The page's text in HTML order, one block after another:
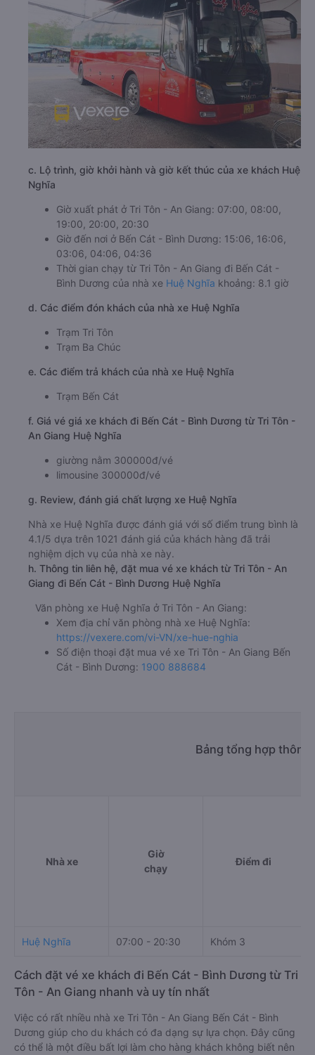
c. Lộ trình, giờ khởi hành và giờ kết thúc của xe khách Huệ
Nghĩa
Giờ xuất phát ở Tri Tôn - An Giang: 07:00, 08:00,
19:00, 20:00, 20:30
Giờ đến nơi ở Bến Cát - Bình Dương: 15:06, 16:06,
03:06, 04:06, 04:36
Thời gian chạy từ Tri Tôn - An Giang đi Bến Cát -
Bình Dương của nhà xe Huệ Nghĩa khoảng: 8.1 giờ
d. Các điểm đón khách của nhà xe Huệ Nghĩa
Trạm Tri Tôn
Trạm Ba Chúc
e. Các điểm trả khách của nhà xe Huệ Nghĩa
Trạm Bến Cát
f. Giá vé giá xe khách đi Bến Cát - Bình Dương từ Tri Tôn -
An Giang Huệ Nghĩa
giường nằm 300000đ/vé
limousine 300000đ/vé
g. Review, đánh giá chất lượng xe Huệ Nghĩa
Nhà xe Huệ Nghĩa được đánh giá với số điểm trung bình là
4.1/5 dựa trên 1021 đánh giá của khách hàng đã trải
nghiệm dịch vụ của nhà xe này.
h. Thông tin liên hệ, đặt mua vé xe khách từ Tri Tôn - An
Giang đi Bến Cát - Bình Dương Huệ Nghĩa
Văn phòng xe Huệ Nghĩa ở Tri Tôn - An Giang:
Xem địa chỉ văn phòng nhà xe Huệ Nghĩa:
https://vexere.com/vi-VN/xe-hue-nghia
Số điện thoại đặt mua vé xe Tri Tôn - An Giang Bến
Cát - Bình Dương: 1900 888684
Bảng tổng hợp thông
Nhà xe
Giờ
chạy
Điểm đi
Huệ Nghĩa 07:00 - 20:30 Khóm 3
Cách đặt vé xe khách đi Bến Cát - Bình Dương từ Tri
Tôn - An Giang nhanh và uy tín nhất
Việc có rất nhiều nhà xe Tri Tôn - An Giang Bến Cát - Bình
Dương giúp cho du khách có đa dạng sự lựa chọn. Đây cũng
có thể là một điều bất lợi làm cho hàng khách không biết nên